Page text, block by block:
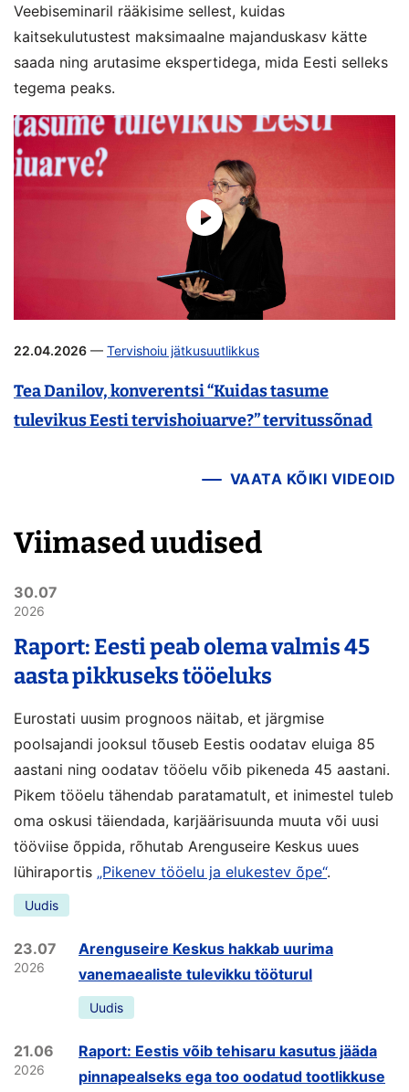
Veebiseminaril rääkisime sellest, kuidas
kaitsekulutustest maksimaalne majanduskasv kätte
saada ning arutasime ekspertidega, mida Eesti selleks
tegema peaks.
22.04.2026 — Tervishoiu jätkusuutlikkus
Tea Danilov, konverentsi “Kuidas tasume
tulevikus Eesti tervishoiuarve?” tervitussõnad
VAATA KÕIKI VIDEOID
Viimased uudised
30.07
2026
Raport: Eesti peab olema valmis 45
aasta pikkuseks tööeluks
Eurostati uusim prognoos näitab, et järgmise
poolsajandi jooksul tõuseb Eestis oodatav eluiga 85
aastani ning oodatav tööelu võib pikeneda 45 aastani.
Pikem tööelu tähendab paratamatult, et inimestel tuleb
oma oskusi täiendada, karjäärisuunda muuta või uusi
tööviise õppida, rõhutab Arenguseire Keskus uues
lühiraportis „Pikenev tööelu ja elukestev õpe“.
Uudis
23.07
2026
Arenguseire Keskus hakkab uurima
vanemaealiste tulevikku tööturul
Uudis
21.06
2026
Raport: Eestis võib tehisaru kasutus jääda
pinnapealseks ega too oodatud tootlikkuse